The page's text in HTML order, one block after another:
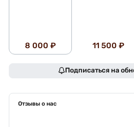
8 000 ₽ 11 500 ₽
Подписаться на
Отзывы о нас